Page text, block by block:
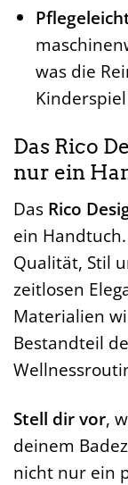
was die
Das Rico
nur ein
Das Rico
ein
Qualität, Stil
zeitlosen
Materialien
Bestandteil
Stell dir vor,
deinem
nicht nur ein